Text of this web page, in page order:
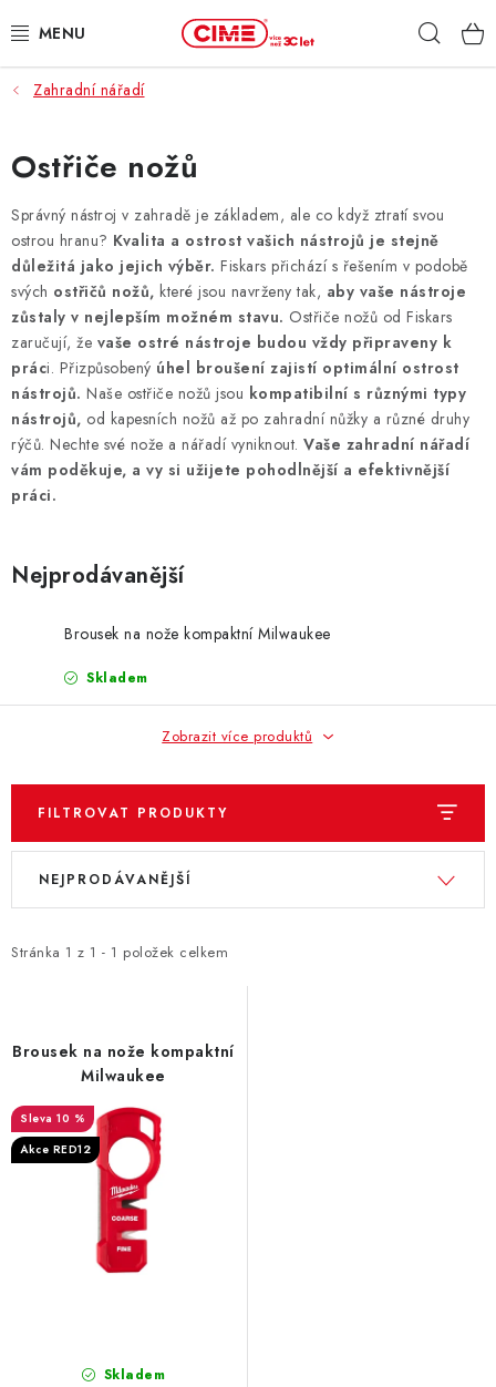
na
ZAHRADA, LES
DÍLNA, STAVBA
MILWAUKEE
ELEKTROMOBILITA
PROFI STROJE
PRODEJNY
SLUŽBY
ZNAČKY
KONTAKTY
OCHRANA OSOBNÍCH ÚDAJŮ
JAK NAKUPOVAT
OBCHODNÍ PODMÍNKY
ODSTOUPENÍ OD SMLOUVY
DOPRAVA A PLATBA
Zahradní nářadí
Ostřiče nožů
Správný nástroj v zahradě je základem, ale co když ztratí svou
ostrou hranu? Kvalita a ostrost vašich nástrojů je stejně
důležitá jako jejich výběr. Fiskars přichází s řešením v podobě
svých ostřičů nožů, které jsou navrženy tak, aby vaše nástroje
zůstaly v nejlepším možném stavu. Ostřiče nožů od Fiskars
zaručují, že vaše ostré nástroje budou vždy připraveny k
práci. Přizpůsobený úhel broušení zajistí optimální ostrost
nástrojů. Naše ostřiče nožů jsou kompatibilní s různými typy
nástrojů, od kapesních nožů až po zahradní nůžky a různé druhy
rýčů. Nechte své nože a nářadí vyniknout. Vaše zahradní nářadí
vám poděkuje, a vy si užijete pohodlnější a efektivnější
práci.
Nejprodávanější
Brousek na nože kompaktní Milwaukee
Skladem
Zobrazit více produktů
FILTROVAT PRODUKTY
V
i
r
d
u
k
Stránka 1 z 1 - 1 položek celkem
Ř
e
p
o
d
u
NEJPRODÁVANĚJŠÍ
Brousek na nože kompaktní
Milwaukee
10 %
Akce RED12
Skladem